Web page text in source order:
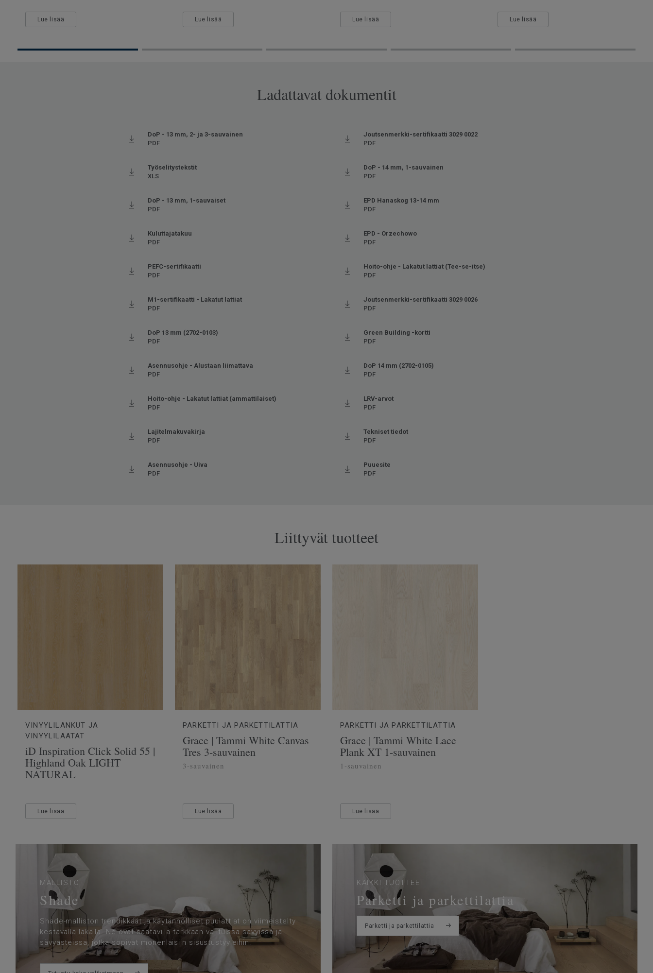
Lue lisää Lue lisää Lue lisää Lue lisää
Ladattavat dokumentit
DoP - 13 mm, 2- ja 3-sauvainen
PDF
Joutsenmerkki-sertifikaatti 3029 0022
PDF
Työselitystekstit
XLS
DoP - 14 mm, 1-sauvainen
PDF
DoP - 13 mm, 1-sauvaiset
PDF
EPD Hanaskog 13-14 mm
PDF
Kuluttajatakuu
PDF
EPD - Orzechowo
PDF
PEFC-sertifikaatti
PDF
Hoito-ohje - Lakatut lattiat (Tee-se-itse)
PDF
M1-sertifikaatti - Lakatut lattiat
PDF
Joutsenmerkki-sertifikaatti 3029 0026
PDF
DoP 13 mm (2702-0103)
PDF
Green Building -kortti
PDF
Asennusohje - Alustaan liimattava
PDF
DoP 14 mm (2702-0105)
PDF
Hoito-ohje - Lakatut lattiat (ammattilaiset)
PDF
LRV-arvot
PDF
Lajitelmakuvakirja
PDF
Tekniset tiedot
PDF
Asennusohje - Uiva
PDF
Puuesite
PDF
Liittyvät tuotteet
VINYYLILANKUT JA
VINYYLILAATAT
iD Inspiration Click Solid 55 |
Highland Oak LIGHT
NATURAL
Lue lisää
PARKETTI JA PARKETTILATTIA
Grace | Tammi White Canvas
Tres 3-sauvainen
3-sauvainen
Lue lisää
PARKETTI JA PARKETTILATTIA
Grace | Tammi White Lace
Plank XT 1-sauvainen
1-sauvainen
Lue lisää
MALLISTO
Shade
Shade-malliston trendikkäät ja käytännölliset puulattiat on viimeistelty
kestävällä lakalla. Ne ovat saatavilla tarkkaan valituissa sävyissä ja
sävyasteissa, jotka sopivat monenlaisiin sisustustyyleihin.
KAIKKI TUOTTEET
Parketti ja parkettilattia
Parketti ja parkettilattia